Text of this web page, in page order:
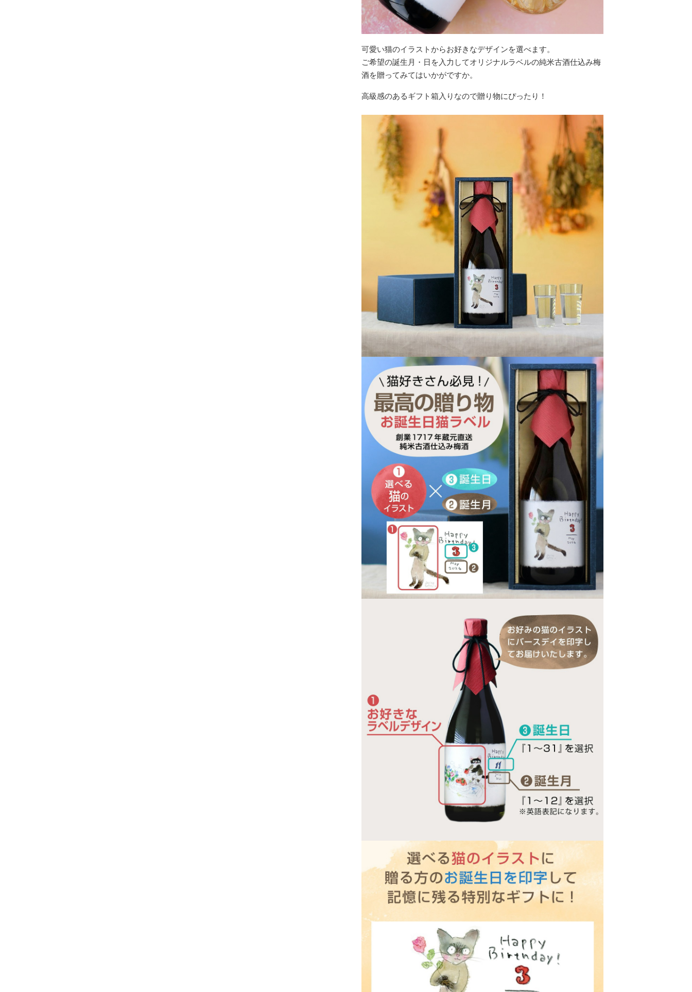
可愛い猫のイラストからお好きなデザインを選べます。
ご希望の誕生月・日を入力してオリジナルラベルの純米古酒仕込み梅
酒を贈ってみてはいかがですか。
高級感のあるギフト箱入りなので贈り物にぴったり！